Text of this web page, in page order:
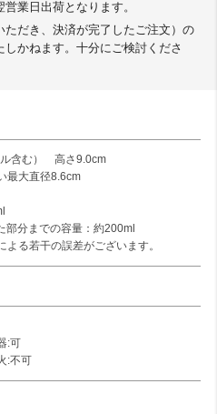
業日出荷となります。
だき、決済が完了したご注文）の
かねます。十分にご検討くださ
含む） 高さ9.0cm
最大直径8.6cm
部分までの容量：約200ml
る若干の誤差がございます。
:可
:不可